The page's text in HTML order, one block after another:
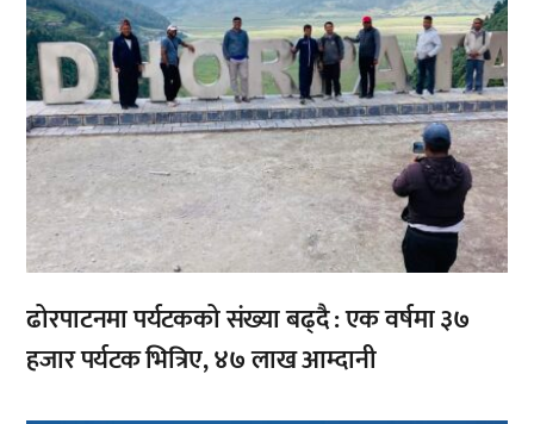
ढोरपाटनमा पर्यटकको संख्या बढ्दै : एक वर्षमा ३७
हजार पर्यटक भित्रिए, ४७ लाख आम्दानी